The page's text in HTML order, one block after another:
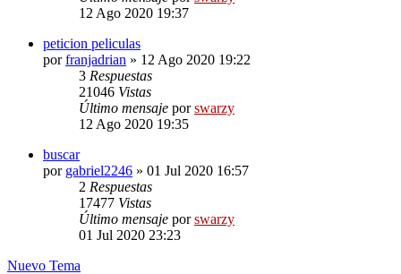
12 Ago 2020 19:37
peticion peliculas
porfranjadrian » 12 Ago 2020 19:22
3 Respuestas
21046 Vistas
Último mensaje porswarzy
12 Ago 2020 19:35
buscar
por gabriel2246 » 01 Jul 2020 16:57
2 Respuestas
17477 Vistas
Último mensaje porswarzy
01 Jul 2020 23:23
Nuevo Tema